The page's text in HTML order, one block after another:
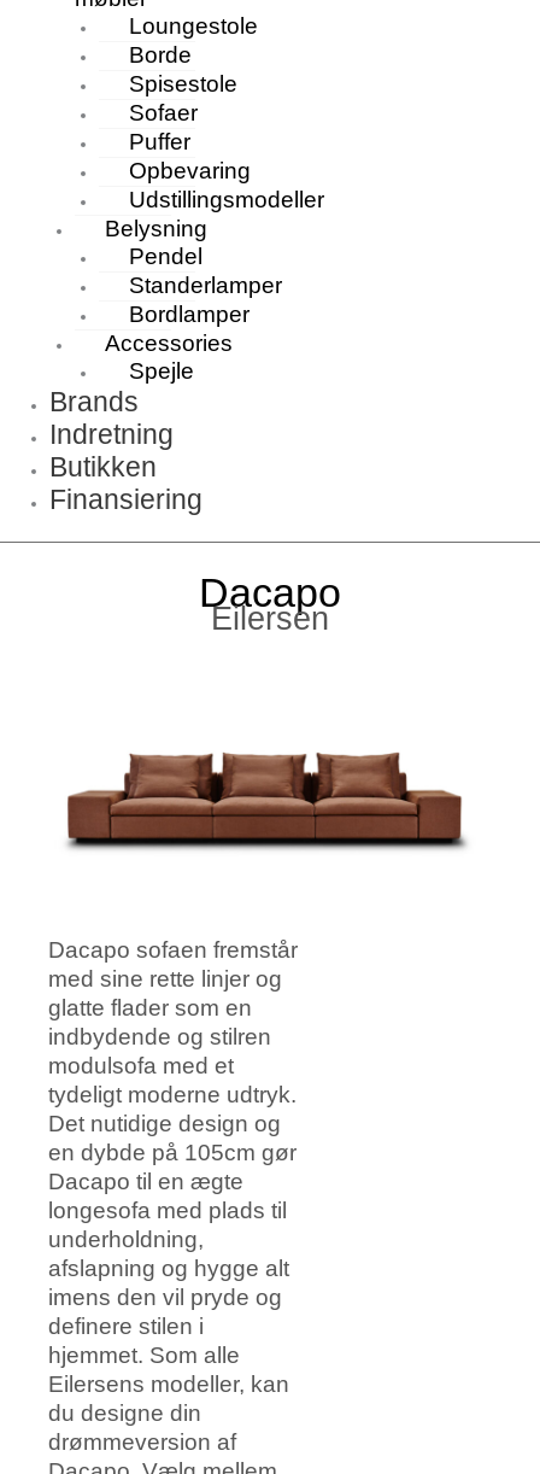
Loungestole
Borde
Spisestole
Sofaer
Puffer
Opbevaring
Udstillingsmodeller
Belysning
Pendel
Standerlamper
Bordlamper
Accessories
Spejle
Brands
Indretning
Butikken
Finansiering
Dacapo
Eilersen
Dacapo sofaen fremstår
med sine rette linjer og
glatte flader som en
indbydende og stilren
modulsofa med et
tydeligt moderne udtryk.
Det nutidige design og
en dybde på 105cm gør
Dacapo til en ægte
longesofa med plads til
underholdning,
afslapning og hygge alt
imens den vil pryde og
definere stilen i
hjemmet. Som alle
Eilersens modeller, kan
du designe din
drømmeversion af